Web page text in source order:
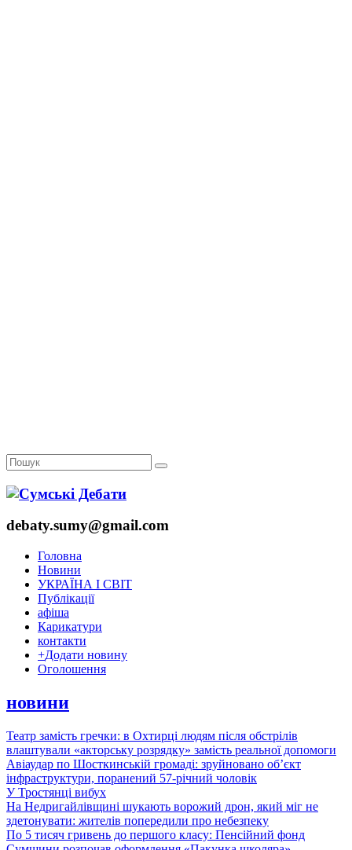
debaty.sumy@gmail.com
Головна
Новини
УКРАЇНА І СВІТ
Публікації
афіша
Карикатури
контакти
+Додати новину
Оголошення
новини
Театр замість гречки: в Охтирці людям після обстрілів
влаштували «акторську розрядку» замість реальної допомоги
Авіаудар по Шосткинській громаді: зруйновано об’єкт
інфраструктури, поранений 57-річний чоловік
У Тростянці вибух
На Недригайлівщині шукають ворожий дрон, який міг не
здетонувати: жителів попередили про небезпеку
По 5 тисяч гривень до першого класу: Пенсійний фонд